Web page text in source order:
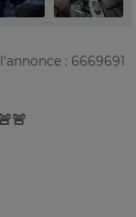
: 6669691